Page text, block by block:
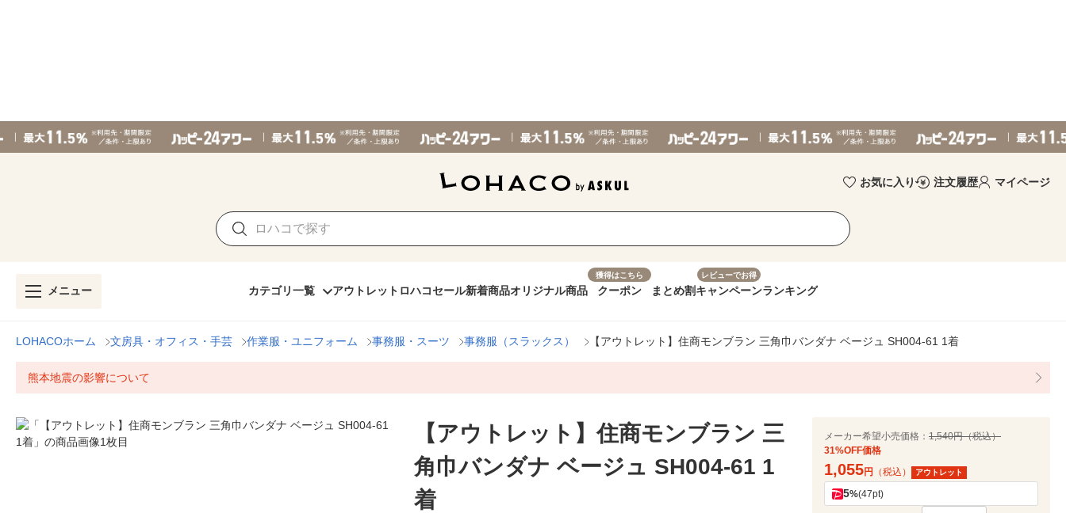
お気に入り 注文履歴 マイページ
メニュー カテゴリ一覧 アウトレット ロハコセール新着商品オリジナル商品
獲得はこちら
クーポン まとめ割
レビューでお得
キャンペーンランキング
LOHACOホーム 文房具・オフィス・手芸 作業服・ユニフォーム 事務服・スーツ 事務服（スラックス） 【アウトレット】住商モンブラン 三角巾バンダナ ベージュ SH004-61 1着
熊本地震の影響について
【アウトレット】住商モンブラン 三
角巾バンダナ ベージュ SH004-61 1
着
メーカー希望小売価格： 1,540円（税込）
31%OFF価格
1,055円 （税込） アウトレット
5%(47pt)